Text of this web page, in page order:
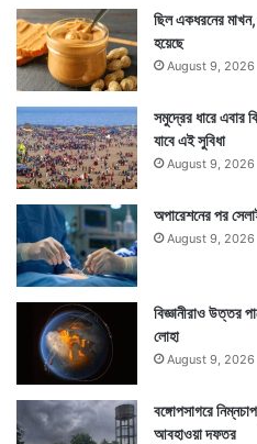
Tags United States of America
ছিল একধরনের
হয়েছে
August 9, 2026
সমুদ্রের ধারে এবার
যাবে এই সুবিধা
August 9, 2026
অপারেশনের পর
August 9, 2026
বিজ্ঞানীরাও উত্তর
লোহা
August 9, 2026
বঙ্গোপসাগরে
আবহাওয়া দফতর